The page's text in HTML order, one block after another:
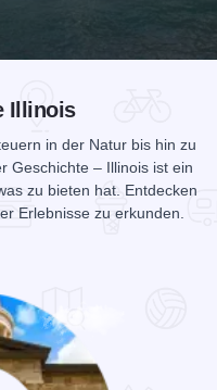
Favorites
Seite teilen
Illinois
in der Natur bis hin zu
Geschichte – Illinois ist ein
zu bieten hat. Entdecken
Erlebnisse zu erkunden.